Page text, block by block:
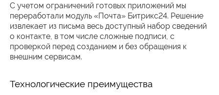
С учетом ограничений готовых приложений мы
переработали модуль «Почта» Битрикс24. Решение
извлекает из письма весь доступный набор сведений
о контакте, в том числе сложные подписи, с
проверкой перед созданием и без обращения к
внешним сервисам.
Технологические преимущества